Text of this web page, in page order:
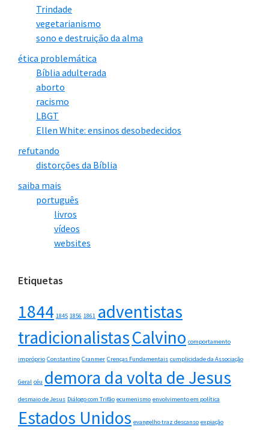
Trindade
vegetarianismo
sono e destruição da alma
ética problemática
Bíblia adulterada
aborto
racismo
LBGT
Ellen White: ensinos desobedecidos
refutando
distorções da Bíblia
saiba mais
português
livros
vídeos
websites
Etiquetas
1844 1845 1856 1861 adventistas
tradicionalistasCalvino comportamento
impróprio Constantino Cranmer Crenças Fundamentais cumplicidade da Associação
Geral céu demora da volta de Jesus
desmaio de Jesus Diálogo com Trifão ecumenismo envolvimento em política
Estados Unidos evangelho traz descanso expiação